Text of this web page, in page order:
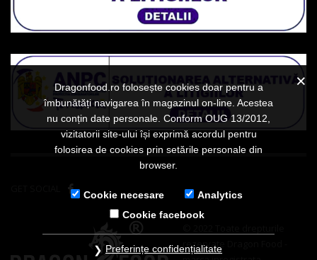
rezervate Dragon Food -
Dragonfood.ro folosește cookies doar pentru a
îmbunătăți navigarea în magazinul on-line. Acestea
nu conțin date personale. Conform OUG 13/2012,
vizitatorii site-ului își exprimă acordul pentru
folosirea de cookies prin setările personale din
browser.
Cookie necesare
Analytics
Cookie facebook
Preferințe confidențialitate